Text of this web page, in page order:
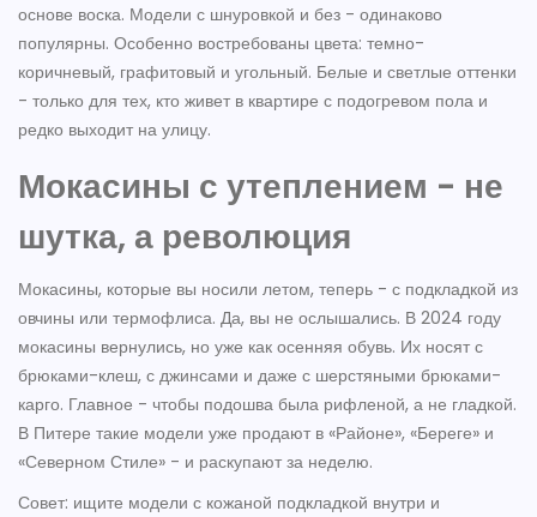
основе воска. Модели с шнуровкой и без - одинаково
популярны. Особенно востребованы цвета: темно-
коричневый, графитовый и угольный. Белые и светлые оттенки
- только для тех, кто живет в квартире с подогревом пола и
редко выходит на улицу.
Мокасины с утеплением - не
шутка, а революция
Мокасины, которые вы носили летом, теперь - с подкладкой из
овчины или термофлиса. Да, вы не ослышались. В 2024 году
мокасины вернулись, но уже как осенняя обувь. Их носят с
брюками-клеш, с джинсами и даже с шерстяными брюками-
карго. Главное - чтобы подошва была рифленой, а не гладкой.
В Питере такие модели уже продают в «Районе», «Береге» и
«Северном Стиле» - и раскупают за неделю.
Совет: ищите модели с кожаной подкладкой внутри и